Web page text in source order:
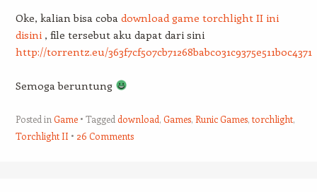
Oke, kalian bisa coba download game torchlight II ini
disini , file tersebut aku dapat dari sini
http://torrentz.eu/363f7cf507cb71268babc031c9375e511b0c4371
Semoga beruntung
Posted in Game Tagged download, Games, Runic Games, torchlight,
Torchlight II
26 Comments